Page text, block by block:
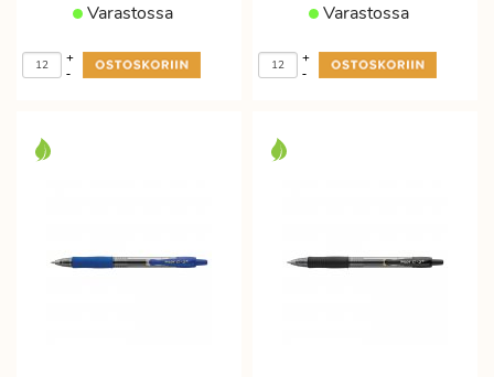
Varastossa
-
+
Varastossa
-
+